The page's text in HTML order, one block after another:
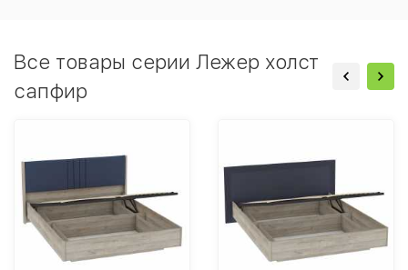
Все товары серии Лежер холст
сапфир